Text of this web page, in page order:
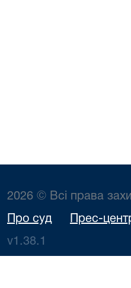
2026 © Всі права
Про суд Прес-
v1.38.1